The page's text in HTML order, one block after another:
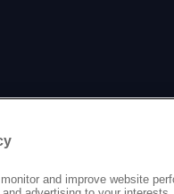
and improve website